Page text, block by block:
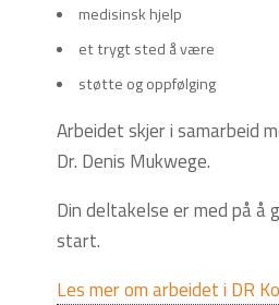
medisinsk hjelp
et trygt sted å være
støtte og oppfølging
Arbeidet skjer i samarbeid
Dr. Denis Mukwege.
Din deltakelse er med på å
start.
Les mer om arbeidet i DR